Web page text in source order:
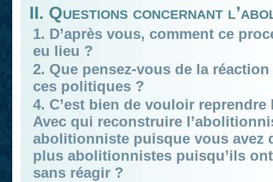
II. Questions concernant
1. D’après vous, comment ce
eu lieu ?
2. Que pensez-vous de la
ces politiques ?
4. C’est bien de vouloir
Avec qui reconstruire
abolitionniste puisque vous avez
plus abolitionnistes puisqu’ils
sans réagir ?